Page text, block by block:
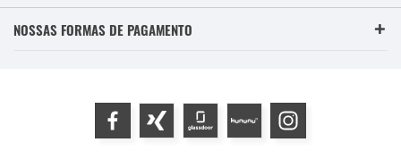
NOSSAS FORMAS DE PAGAMENTO